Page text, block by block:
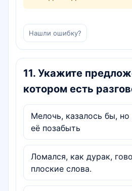
Нашли ошибку?
11. Укажите
котором есть
Мелочь, казалось бы,
её позабыть
Ломался, как дурак,
плоские слова.